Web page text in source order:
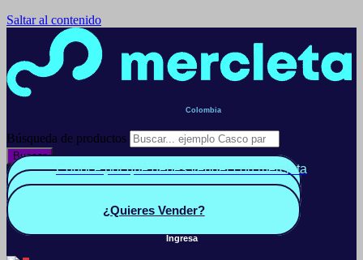
Saltar al contenido
Colombia
Búsqueda de productos
Buscar
Conoce por qué debes vender con mercleta
Quiero Vender
¿Quieres Vender?
Ingresa